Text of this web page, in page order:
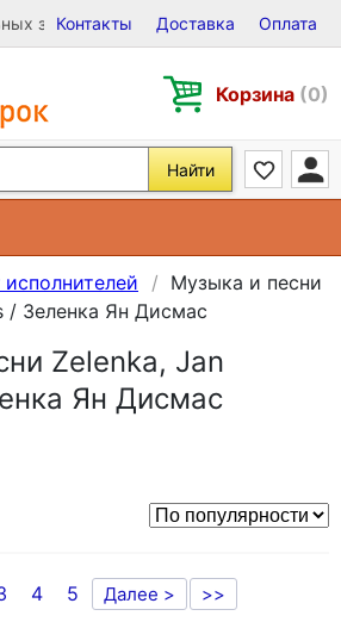
записей на Виниле, CD и DVD
Контакты Доставка Оплата
Корзина (0)
Найти
исполнителей
Музыка и песни
/ Зеленка Ян Дисмас
Zelenka, Jan
Ян Дисмас
4 5 Далее > >>